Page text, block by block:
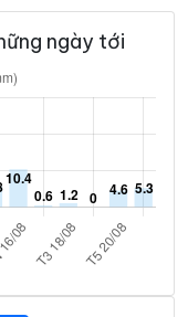
ngày tới